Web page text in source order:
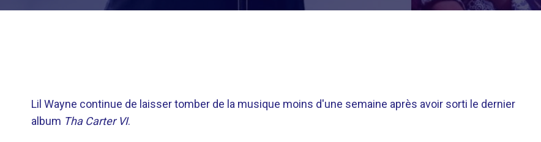
Lil Wayne continue de laisser tomber de la musique moins d'une semaine après avoir sorti le dernier
album Tha Carter VI.